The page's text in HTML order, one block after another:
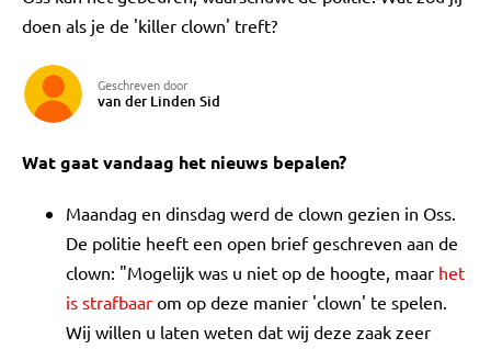
doen als je de 'killer clown' treft?
Geschreven door
van der Linden Sid
Wat gaat vandaag het nieuws bepalen?
Maandag en dinsdag werd de clown gezien in Oss.
De politie heeft een open brief geschreven aan de
clown: "Mogelijk was u niet op de hoogte, maar het
is strafbaar om op deze manier 'clown' te spelen.
Wij willen u laten weten dat wij deze zaak zeer